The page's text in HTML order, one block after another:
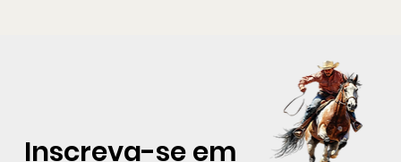
Inscreva-se em